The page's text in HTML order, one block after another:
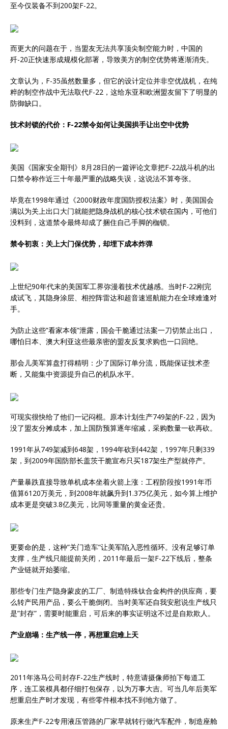
至今仅装备不到200架F-22。
而更大的问题在于，当盟友无法共享顶尖制空能力时，中国的
歼-20正快速形成规模化部署，导致美方的制空优势将逐渐消失。
文章认为，F-35虽然数量多，但它的设计定位并非空优战机，在纯
粹的制空作战中无法取代F-22，这给东亚和欧洲盟友留下了明显的
防御缺口。
技术封锁的代价：F-22禁令如何让美国拱手让出空中优势
美国《国家安全期刊》8月28日的一篇评论文章把F-22战斗机的出
口禁令称作近三十年最严重的战略失误，这说法不算夸张。
毕竟在1998年通过《2000财政年度国防授权法案》时，美国国会
满以为关上出口大门就能把隐身战机的核心技术锁在国内，可他们
没料到，这道禁令最终却成了捆住自己手脚的枷锁。
禁令初衷：关上大门保优势，却埋下成本炸弹
上世纪90年代末的美国军工界弥漫着技术优越感。当时F-22刚完
成试飞，其隐身涂层、相控阵雷达和超音速巡航能力在全球难逢对
手。
为防止这些”看家本领”泄露，国会干脆通过法案一刀切禁止出口，
哪怕日本、澳大利亚这些最亲密的盟友反复求购也一口回绝。
那会儿美军算盘打得精明：少了国际订单分流，既能保证技术垄
断，又能集中资源提升自己的机队水平。
可现实很快给了他们一记闷棍。原本计划生产749架的F-22，因为
没了盟友分摊成本，加上国防预算逐年缩减，采购数量一砍再砍。
1991年从749架减到648架，1994年砍到442架，1997年只剩339
架，到2009年国防部长盖茨干脆宣布只买187架生产型就停产。
产量暴跌直接导致单机成本坐着火箭上涨：工程阶段按1991年币
值算6120万美元，到2008年就飙升到1.375亿美元，如今算上维护
成本更是突破3.8亿美元，比同等重量的黄金还贵。
更要命的是，这种”关门造车”让美军陷入恶性循环。没有足够订单
支撑，生产线只能提前关闭，2011年最后一架F-22下线后，整条
产业链就开始萎缩。
那些专门生产隐身蒙皮的工厂、制造特殊钛合金构件的供应商，要
么转产民用产品，要么干脆倒闭。当时美军还自我安慰说生产线只
是”封存”，需要时能重启，可后来的事实证明这不过是自欺欺人。
产业崩塌：生产线一停，再想重启难上天
2011年洛马公司封存F-22生产线时，特意请摄像师拍下每道工
序，连工装模具都仔细打包保存，以为万事大吉。可当几年后美军
想重启生产时才发现，有些零件根本找不到地方做了。
原来生产F-22专用液压管路的厂家早就转行做汽车配件，制造座舱